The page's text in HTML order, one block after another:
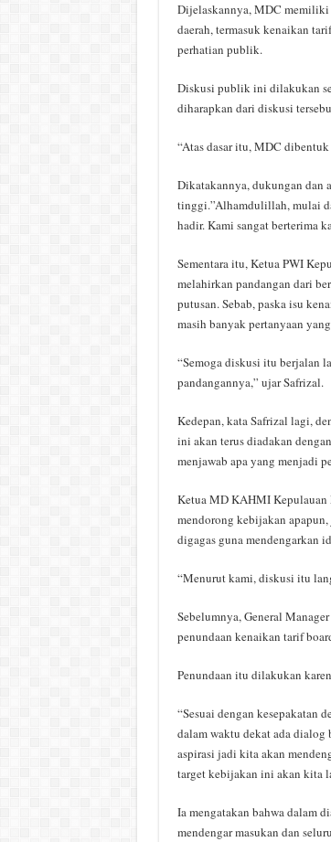
Dijelaskannya, MDC memiliki
daerah, termasuk kenaikan
perhatian publik.
Diskusi publik ini dilakukan
diharapkan dari diskusi
“Atas dasar itu, MDC
Dikatakannya, dukungan dan
tinggi.”Alhamdulillah, mulai
hadir. Kami sangat berterima
Sementara itu, Ketua PWI
melahirkan pandangan dari
putusan. Sebab, paska isu
masih banyak pertanyaan
“Semoga diskusi itu berjalan
pandangannya,” ujar Safrizal.
Kedepan, kata Safrizal lagi,
ini akan terus diadakan
menjawab apa yang menjadi
Ketua MD KAHMI Kepulauan
mendorong kebijakan
digagas guna mendengarkan
“Menurut kami, diskusi itu
Sebelumnya, General
penundaan kenaikan tarif
Penundaan itu dilakukan
“Sesuai dengan kesepakatan
dalam waktu dekat ada dialog
aspirasi jadi kita akan
target kebijakan ini akan kita
Ia mengatakan bahwa dalam
mendengar masukan dan